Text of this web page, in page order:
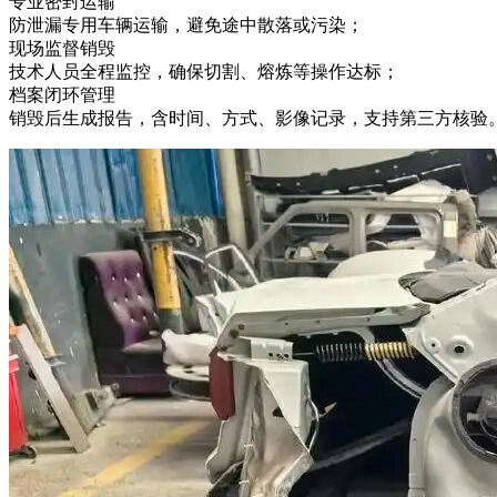
防泄漏专用车辆运输，避免途中散落或污染；
现场监督销毁
技术人员全程监控，确保切割、熔炼等操作达标；
档案闭环管理
销毁后生成报告，含时间、方式、影像记录，支持第三方核验